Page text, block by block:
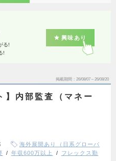
る!
!
興味あり
掲載期間 26/08/07～26/08/20
】内部監査（マネー
海外展開あり（日系グローバ
年収600万以上
フレックス勤